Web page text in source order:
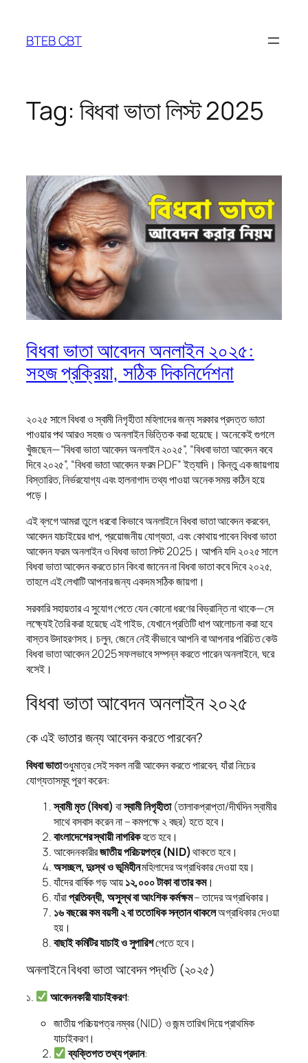
content
BTEB CBT
Tag: বিধবা ভাতা লিস্ট 2025
বিধবা ভাতা আবেদন অনলাইন ২০২৫:
সহজ প্রক্রিয়া, সঠিক দিকনির্দেশনা
২০২৫ সালে বিধবা ও স্বামী নিগৃহীতা মহিলাদের জন্য সরকার প্রদত্ত ভাতা
পাওয়ার পথ আরও সহজ ও অনলাইন ভিত্তিক করা হয়েছে। অনেকেই গুগলে
খুঁজছেন—“বিধবা ভাতা আবেদন অনলাইন ২০২৫”, “বিধবা ভাতা আবেদন কবে
দিবে ২০২৫”, “বিধবা ভাতা আবেদন ফরম PDF” ইত্যাদি। কিন্তু এক জায়গায়
বিস্তারিত, নির্ভরযোগ্য এবং হালনাগাদ তথ্য পাওয়া অনেক সময় কঠিন হয়ে
পড়ে।
এই ব্লগে আমরা তুলে ধরবো কিভাবে অনলাইনে বিধবা ভাতা আবেদন করবেন,
আবেদন যাচাইয়ের ধাপ, প্রয়োজনীয় যোগ্যতা, এবং কোথায় পাবেন বিধবা ভাতা
আবেদন ফরম অনলাইন ও বিধবা ভাতা লিস্ট 2025। আপনি যদি ২০২৫ সালে
বিধবা ভাতা আবেদন করতে চান কিংবা জানেন না বিধবা ভাতা কবে দিবে ২০২৫,
তাহলে এই লেখাটি আপনার জন্য একদম সঠিক জায়গা।
সরকারি সহায়তার এ সুযোগ পেতে যেন কোনো ধরণের বিভ্রান্তি না থাকে—সে
লক্ষ্যেই তৈরি করা হয়েছে এই গাইড, যেখানে প্রতিটি ধাপ আলোচনা করা হবে
বাস্তব উদাহরণসহ। চলুন, জেনে নেই কীভাবে আপনি বা আপনার পরিচিত কেউ
বিধবা ভাতা আবেদন 2025 সফলভাবে সম্পন্ন করতে পারেন অনলাইনে, ঘরে
বসেই।
বিধবা ভাতা আবেদন অনলাইন ২০২৫
কে এই ভাতার জন্য আবেদন করতে পারবেন?
বিধবা ভাতাশুধুমাত্র সেই সকল নারী আবেদন করতে পারবেন, যাঁরা নিচের
যোগ্যতাসমূহ পূরণ করেন:
স্বামী মৃত (বিধবা) বাস্বামী নিগৃহীতা(তালাকপ্রাপ্তা/দীর্ঘদিন স্বামীর
সাথে বসবাস করেন না – কমপক্ষে ২ বছর) হতে হবে।
বাংলাদেশের স্থায়ী নাগরিকহতে হবে।
আবেদনকারীরজাতীয় পরিচয়পত্র (NID)থাকতে হবে।
অসচ্ছল, দুঃস্থ ও ভূমিহীনমহিলাদের অগ্রাধিকার দেওয়া হয়।
যাঁদের বার্ষিক গড় আয়১২,০০০ টাকা বা তার কম।
যাঁরাপ্রতিবন্ধী, অসুস্থ বা আংশিক কর্মক্ষম– তাদের অগ্রাধিকার।
১৬ বছরের কম বয়সী ২ বা ততোধিক সন্তান থাকলেঅগ্রাধিকার দেওয়া
হয়।
বাছাই কমিটির যাচাই ও সুপারিশপেতে হবে।
অনলাইনে বিধবা ভাতা আবেদন পদ্ধতি (২০২৫)
১. আবেদনকারী যাচাইকরণ:
জাতীয় পরিচয়পত্র নম্বর (NID) ও জন্ম তারিখ দিয়ে প্রাথমিক
যাচাইকরণ।
ব্যক্তিগত তথ্য প্রদান: